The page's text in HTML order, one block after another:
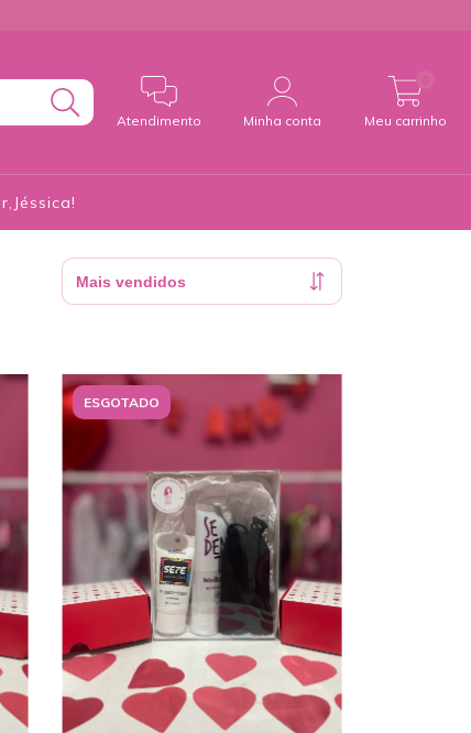
Atendimento Minha conta Meu carrinho
ESGOTADO